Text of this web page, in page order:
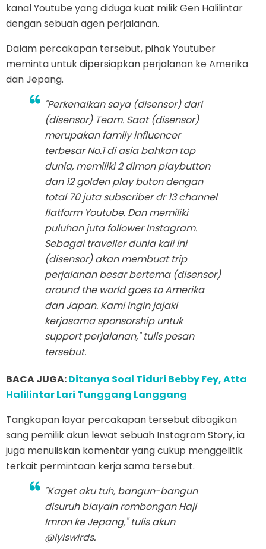
kanal Youtube yang diduga kuat milik Gen Halilintar
dengan sebuah agen perjalanan.
Dalam percakapan tersebut, pihak Youtuber
meminta untuk dipersiapkan perjalanan ke Amerika
dan Jepang.
"Perkenalkan saya (disensor) dari
(disensor) Team. Saat (disensor)
merupakan family influencer
terbesar No.1 di asia bahkan top
dunia, memiliki 2 dimon playbutton
dan 12 golden play buton dengan
total 70 juta subscriber dr 13 channel
flatform Youtube. Dan memiliki
puluhan juta follower Instagram.
Sebagai traveller dunia kali ini
(disensor) akan membuat trip
perjalanan besar bertema (disensor)
around the world goes to Amerika
dan Japan. Kami ingin jajaki
kerjasama sponsorship untuk
support perjalanan," tulis pesan
tersebut.
BACA JUGA:Ditanya Soal Tiduri Bebby Fey, Atta
Halilintar Lari Tunggang Langgang
Tangkapan layar percakapan tersebut dibagikan
sang pemilik akun lewat sebuah Instagram Story, ia
juga menuliskan komentar yang cukup menggelitik
terkait permintaan kerja sama tersebut.
"Kaget aku tuh, bangun-bangun
disuruh biayain rombongan Haji
Imron ke Jepang," tulis akun
@iyiswirds.